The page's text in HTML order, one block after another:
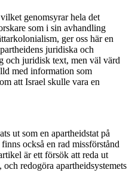
genomsyrar hela det
som i sin avhandling
ger oss här en
juridiska och
och juridisk text, men väl värd
med information som
att Israel skulle vara en
ut som en apartheidstat på
också en rad missförstånd
är ett försök att reda ut
redogöra apartheidsystemets